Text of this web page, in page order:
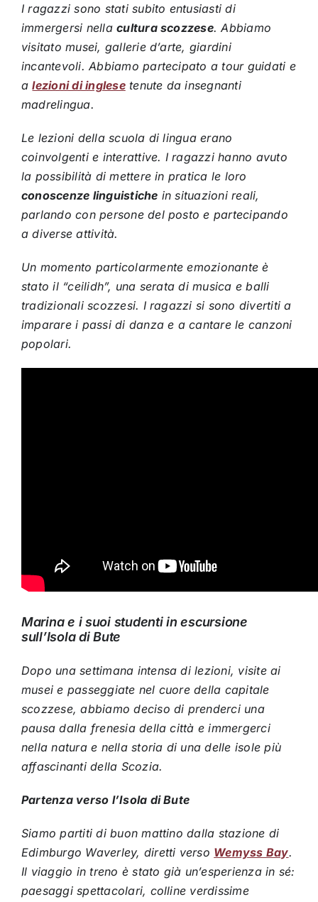
I ragazzi sono stati subito entusiasti di
immergersi nellacultura scozzese. Abbiamo
visitato musei, gallerie d’arte, giardini
incantevoli. Abbiamo partecipato a tour guidati e
alezioni di inglesetenute da insegnanti
madrelingua.
Le lezioni della scuola di lingua erano
coinvolgenti e interattive. I ragazzi hanno avuto
la possibilità di mettere in pratica le loro
conoscenze linguistiche in situazioni reali,
parlando con persone del posto e partecipando
a diverse attività.
Un momento particolarmente emozionante è
stato il “ceilidh”, una serata di musica e balli
tradizionali scozzesi. I ragazzi si sono divertiti a
imparare i passi di danza e a cantare le canzoni
popolari.
Marina e i suoi studenti in escursione
sull’Isola di Bute
Dopo una settimana intensa di lezioni, visite ai
musei e passeggiate nel cuore della capitale
scozzese, abbiamo deciso di prenderci una
pausa dalla frenesia della città e immergerci
nella natura e nella storia di una delle isole più
affascinanti della Scozia.
Partenza verso l’Isola di Bute
Siamo partiti di buon mattino dalla stazione di
Edimburgo Waverley, diretti verso Wemyss Bay.
Il viaggio in treno è stato già un’esperienza in sé:
paesaggi spettacolari, colline verdissime